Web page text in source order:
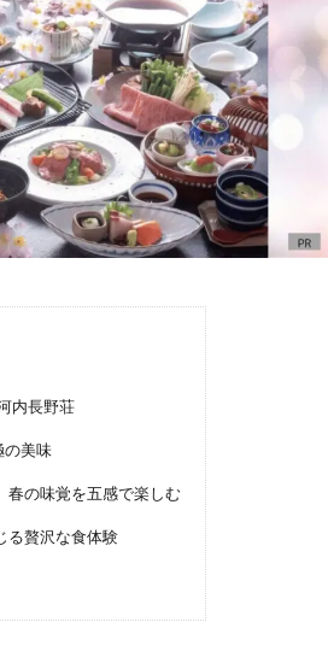
内長野荘
の美味
春の味覚を五感で楽しむ
る贅沢な食体験